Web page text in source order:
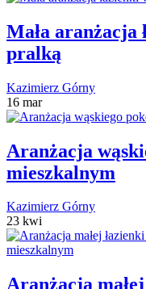
Mała aranżacja
pralką
Kazimierz Górny
16 mar
Aranżacja
mieszkalnym
Kazimierz Górny
23 kwi
Aranżacja